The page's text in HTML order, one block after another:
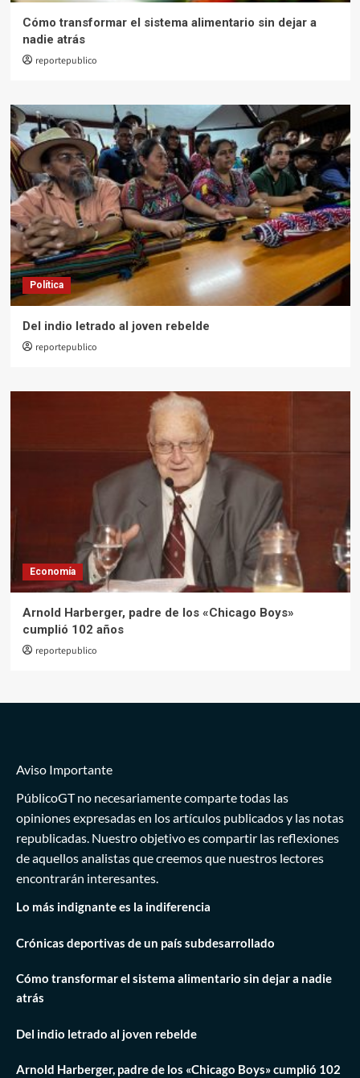
Cómo transformar el sistema alimentario sin dejar a
nadie atrás
reportepublico
Política
Del indio letrado al joven rebelde
reportepublico
Economía
Arnold Harberger, padre de los «Chicago Boys»
cumplió 102 años
reportepublico
Aviso Importante
PúblicoGT no necesariamente comparte todas las
opiniones expresadas en los artículos publicados y las notas
republicadas. Nuestro objetivo es compartir las reflexiones
de aquellos analistas que creemos que nuestros lectores
encontrarán interesantes.
Lo más indignante es la indiferencia
Crónicas deportivas de un país subdesarrollado
Cómo transformar el sistema alimentario sin dejar a nadie
atrás
Del indio letrado al joven rebelde
Arnold Harberger, padre de los «Chicago Boys» cumplió 102